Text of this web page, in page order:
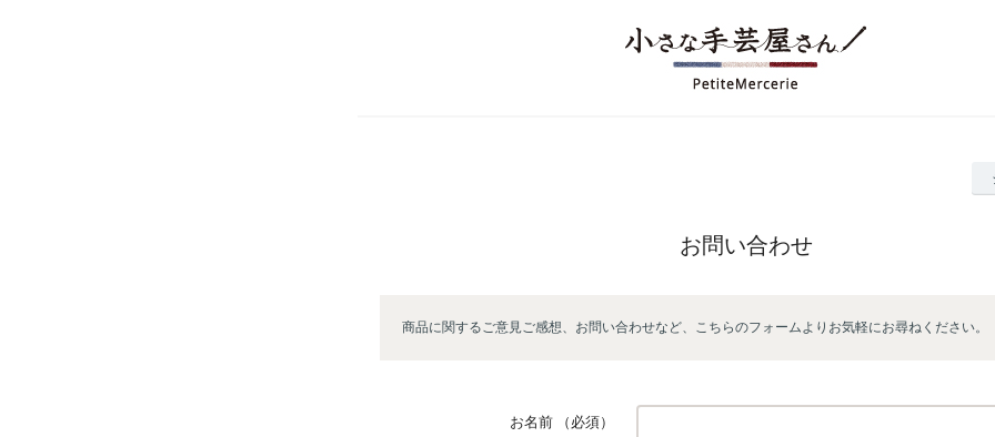
お問い合わせ
商品に関するご意見ご感想、お問い合わせなど、こちらのフォームよりお気軽にお尋ねください。
お名前 （必須）